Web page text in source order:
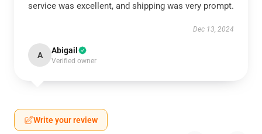
service was excellent, and shipping was very prompt.
Dec 13, 2024
A Abigail
Verified owner
Write your review